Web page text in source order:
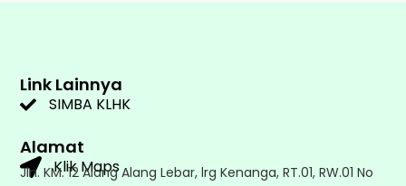
Link Lainnya
SIMBA KLHK
Alamat
Klik Maps
Jln. KM. 12 Alang Alang Lebar, lrg Kenanga, RT.01, RW.01 No